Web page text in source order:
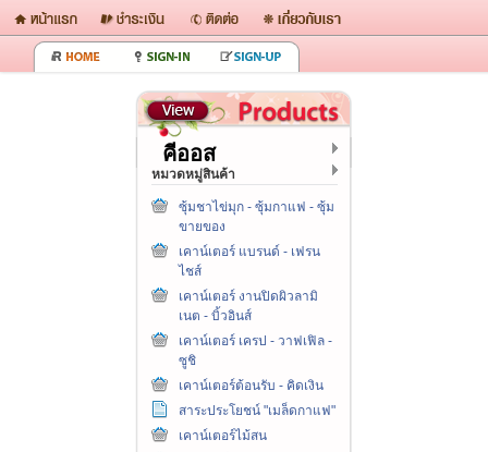
คีออส
หมวดหมู่สินค้า
ซุ้มชาไข่มุก - ซุ้มกาแฟ - ซุ้ม
ขายของ
เคาน์เตอร์ แบรนด์ - เฟรน
ไชส์
เคาน์เตอร์ งานปิดผิวลามิ
เนต - บิ้วอินส์
เคาน์เตอร์ เครป - วาฟเฟิล -
ซูชิ
เคาน์เตอร์ต้อนรับ - คิดเงิน
สาระประโยชน์ "เมล็ดกาแฟ"
เคาน์เตอร์ไม้สน